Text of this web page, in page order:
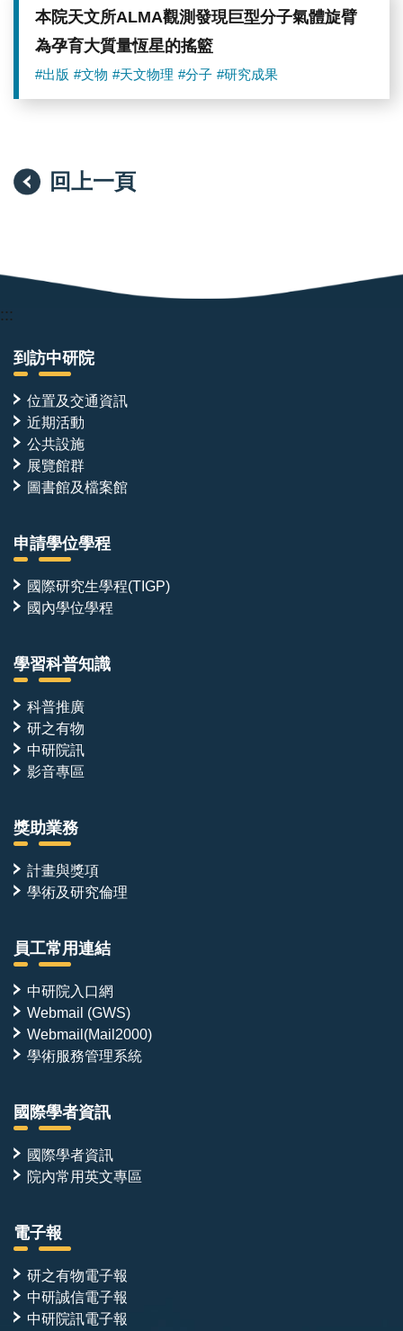
本院天文所ALMA觀測發現巨型分子氣體旋臂
為孕育大質量恆星的搖籃
#出版 #文物 #天文物理 #分子 #研究成果
回上一頁
:::
到訪中研院
位置及交通資訊
近期活動
公共設施
展覽館群
圖書館及檔案館
申請學位學程
國際研究生學程(TIGP)
國內學位學程
學習科普知識
科普推廣
研之有物
中研院訊
影音專區
獎助業務
計畫與獎項
學術及研究倫理
員工常用連結
中研院入口網
Webmail (GWS)
Webmail(Mail2000)
學術服務管理系統
國際學者資訊
國際學者資訊
院內常用英文專區
電子報
研之有物電子報
中研誠信電子報
中研院訊電子報